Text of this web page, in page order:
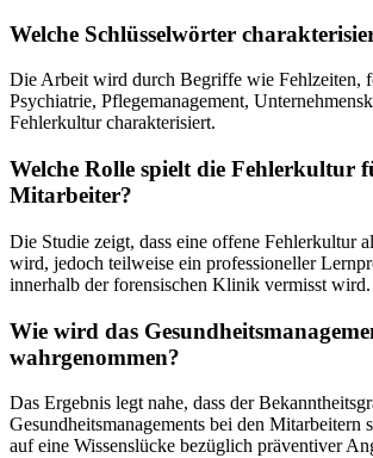
Welche Schlüsselwörter
Die Arbeit wird durch Begriffe wie Fehlzeiten,
Psychiatrie, Pflegemanagement,
Fehlerkultur charakterisiert.
Welche Rolle spielt die Fehlerkultur
Mitarbeiter?
Die Studie zeigt, dass eine offene Fehlerkultur
wird, jedoch teilweise ein professioneller
innerhalb der forensischen Klinik vermisst wird.
Wie wird das
wahrgenommen?
Das Ergebnis legt nahe, dass der
Gesundheitsmanagements bei den Mitarbeitern
auf eine Wissenslücke bezüglich präventiver